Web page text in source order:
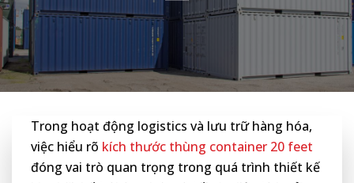
Trong hoạt động logistics và lưu trữ hàng hóa,
việc hiểu rõ kích thước thùng container 20 feet
đóng vai trò quan trọng trong quá trình thiết kế